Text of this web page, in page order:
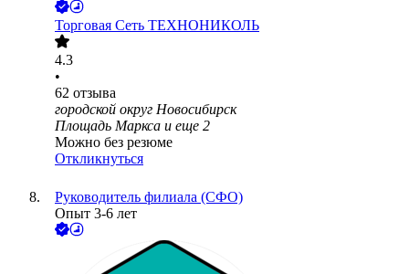
Торговая Сеть ТЕХНОНИКОЛЬ
4.3
•
62 отзыва
городской округ Новосибирск
Площадь Маркса и еще 2
Можно без резюме
Откликнуться
Руководитель филиала (СФО)
Опыт 3-6 лет